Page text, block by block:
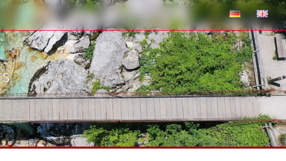
ARNOUX
De Filière
- Spécialiste En
SASKIA GINDRAUX
Spécialiste En Glaciologie Et
Remote Sensing